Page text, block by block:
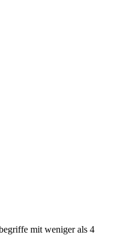
mit weniger als 4